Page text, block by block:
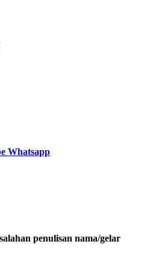
Whatsapp
penulisan nama/gelar